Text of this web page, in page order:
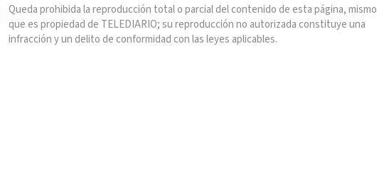
Queda prohibida la reproducción total o parcial del contenido de esta página, mismo
que es propiedad de TELEDIARIO; su reproducción no autorizada constituye una
infracción y un delito de conformidad con las leyes aplicables.